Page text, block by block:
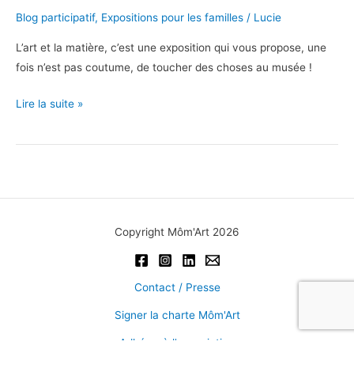
Blog participatif, Expositions pour les familles / Lucie
L’art et la matière, c’est une exposition qui vous propose, une
fois n’est pas coutume, de toucher des choses au musée !
L’art
la
de
Lire la suite »
Copyright Môm'Art 2026
Contact / Presse
Signer la charte Môm'Art
Adhérer à l'association